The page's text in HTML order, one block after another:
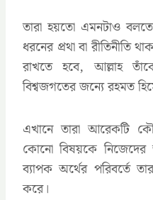
তারা হয়তো এমনটাও
ধরনের প্রথা বা রীতিনীতি
রাখতে হবে, আল্লাহ
বিশ্বজগতের জন্যে রহমত
এখানে তারা আরেকটি
কোনো বিষয়কে
ব্যাপক অর্থের পরিবর্তে
করে।